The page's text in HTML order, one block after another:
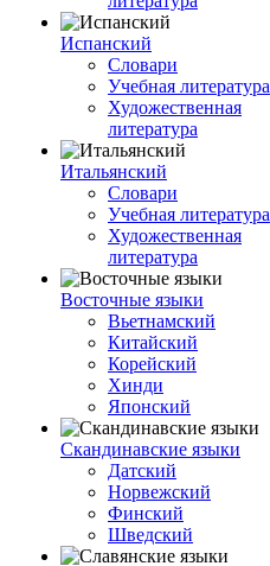
Испанский
Словари
Учебная литература
Художественная
литература
Итальянский
Словари
Учебная литература
Художественная
литература
Восточные языки
Вьетнамский
Китайский
Корейский
Хинди
Японский
Скандинавские языки
Датский
Норвежский
Финский
Шведский